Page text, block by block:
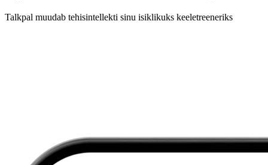
Talkpal muudab tehisintellekti sinu isiklikuks keeletreeneriks